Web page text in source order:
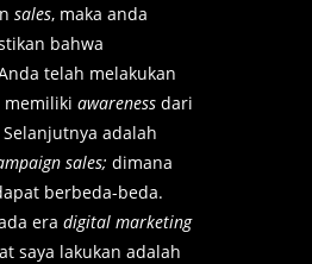
sales, maka anda
bahwa
telah melakukan
awareness dari
adalah
sales; dimana
berbeda-beda.
era digital marketing
saya lakukan adalah